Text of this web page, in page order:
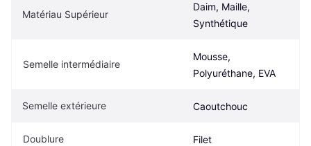
Matériau Supérieur
Daim, Maille,
Synthétique
Semelle intermédiaire
Mousse,
Polyuréthane, EVA
Semelle extérieure Caoutchouc
Doublure Filet